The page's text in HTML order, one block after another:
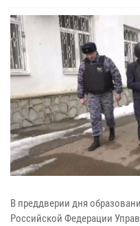
В преддверии дня
Российской Федерации